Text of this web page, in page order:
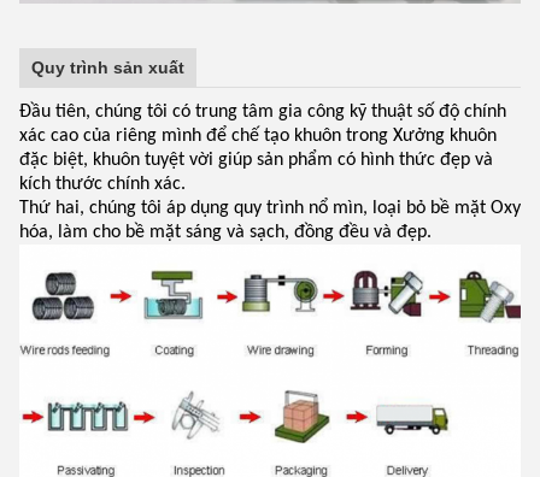
Quy trình sản xuất
Đầu tiên, chúng tôi có trung tâm gia công kỹ thuật số độ chính
xác cao của riêng mình để chế tạo khuôn trong Xưởng khuôn
đặc biệt, khuôn tuyệt vời giúp sản phẩm có hình thức đẹp và
kích thước chính xác.
Thứ hai, chúng tôi áp dụng quy trình nổ mìn, loại bỏ bề mặt Oxy
hóa, làm cho bề mặt sáng và sạch, đồng đều và đẹp.